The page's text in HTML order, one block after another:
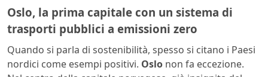
Oslo, la prima capitale con un sistema di
trasporti pubblici a emissioni zero
Quando si parla di sostenibilità, spesso si citano i Paesi
nordici come esempi positivi. Oslo non fa eccezione.